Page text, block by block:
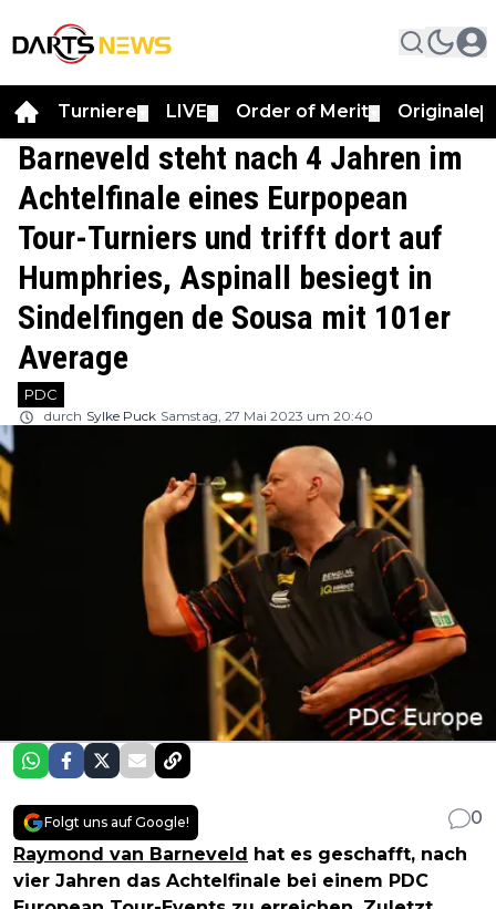
Turniere LIVE Order of Merit Originale
Barneveld steht nach 4 Jahren im
Achtelfinale eines Eurpopean
Tour-Turniers und trifft dort auf
Humphries, Aspinall besiegt in
Sindelfingen de Sousa mit 101er
Average
PDC
durch Sylke Puck Samstag, 27 Mai 2023 um 20:40
Folgt uns auf Google!
0
Raymond van Barneveld
hat es geschafft, nach
vier Jahren das Achtelfinale bei einem PDC